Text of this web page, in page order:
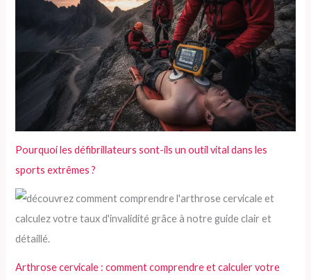
Pourquoi les défibrillateurs sont-ils un outil vital dans les
sports extrêmes ?
Arthrose cervicale : comment comprendre et calculer votre